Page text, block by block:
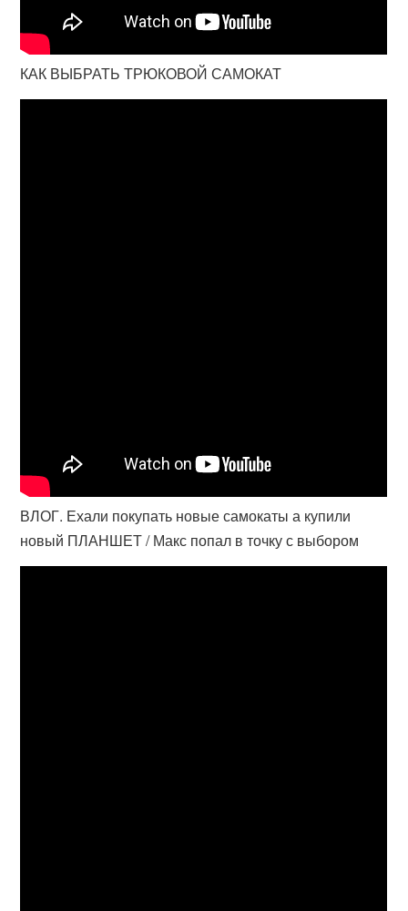
КАК ВЫБРАТЬ ТРЮКОВОЙ САМОКАТ
ВЛОГ. Ехали покупать новые самокаты а купили
новый ПЛАНШЕТ / Макс попал в точку с выбором